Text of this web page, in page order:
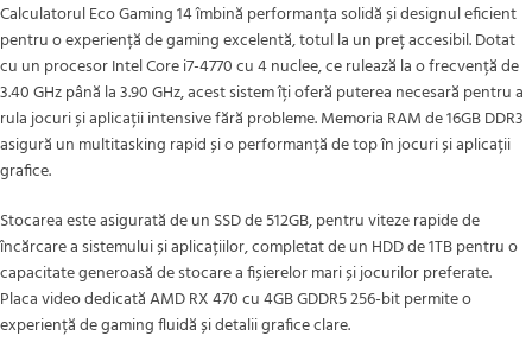
Calculatorul Eco Gaming 14 îmbină performanța solidă și designul eficient
pentru o experiență de gaming excelentă, totul la un preț accesibil. Dotat
cu un procesor Intel Core i7-4770 cu 4 nuclee, ce rulează la o frecvență de
3.40 GHz până la 3.90 GHz, acest sistem îți oferă puterea necesară pentru a
rula jocuri și aplicații intensive fără probleme. Memoria RAM de 16GB DDR3
asigură un multitasking rapid și o performanță de top în jocuri și aplicații
grafice.
Stocarea este asigurată de un SSD de 512GB, pentru viteze rapide de
încărcare a sistemului și aplicațiilor, completat de un HDD de 1TB pentru o
capacitate generoasă de stocare a fișierelor mari și jocurilor preferate.
Placa video dedicată AMD RX 470 cu 4GB GDDR5 256-bit permite o
experiență de gaming fluidă și detalii grafice clare.